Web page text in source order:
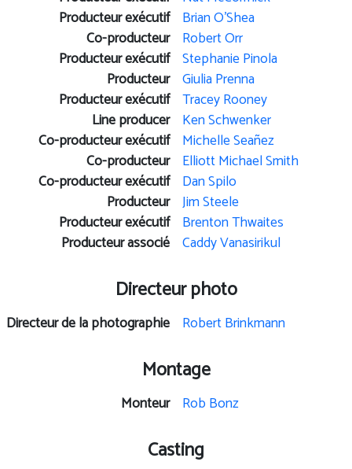
Producteur exécutif Brian O'Shea
Co-producteur Robert Orr
Producteur exécutif Stephanie Pinola
Producteur Giulia Prenna
Producteur exécutif Tracey Rooney
Line producer Ken Schwenker
Co-producteur exécutif Michelle Seañez
Co-producteur Elliott Michael Smith
Co-producteur exécutif Dan Spilo
Producteur Jim Steele
Producteur exécutif Brenton Thwaites
Producteur associé Caddy Vanasirikul
Directeur photo
Directeur de la photographie Robert Brinkmann
Montage
Monteur Rob Bonz
Casting